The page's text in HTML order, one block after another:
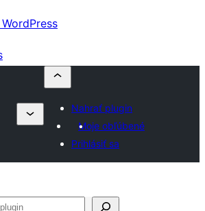
Nahrať plugin
Moje obľúbené
Prihlásiť sa